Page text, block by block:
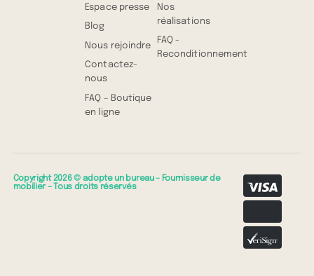
Espace presse
Blog
Nous rejoindre
Contactez-
nous
FAQ – Boutique
en ligne
Nos
réalisations
FAQ -
Reconditionnement
Copyright 2026 © adopte un bureau – Fournisseur de
mobilier – Tous droits réservés